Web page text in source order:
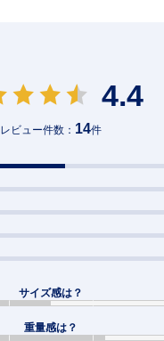
4.4
レビュー件数： 14件
サイズ感は？
重量感は？